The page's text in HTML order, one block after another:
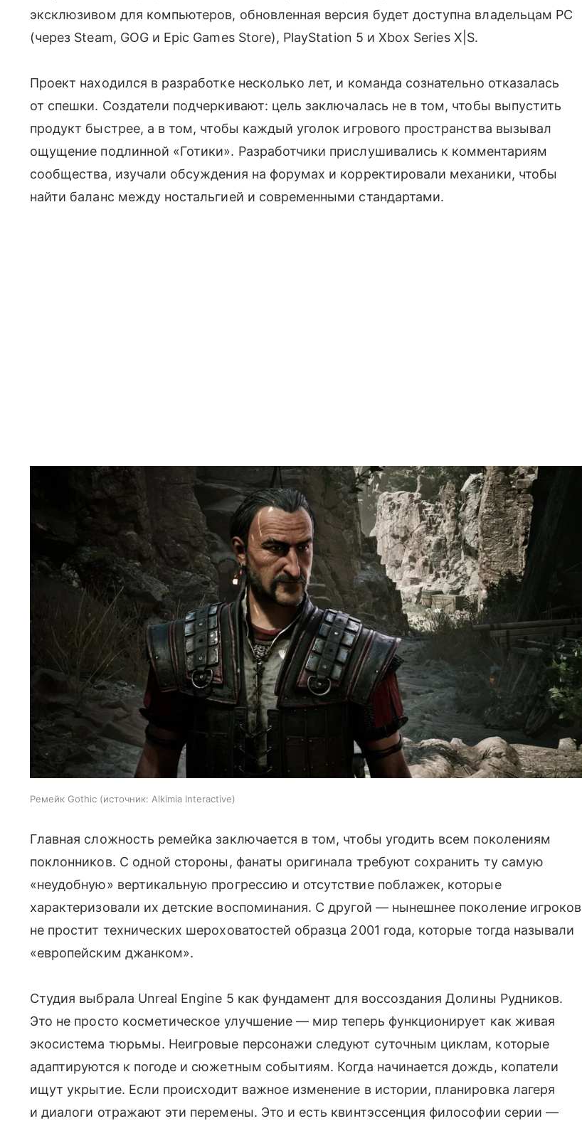
эксклюзивом для компьютеров, обновленная версия будет доступна владельцам PC
(через Steam, GOG и Epic Games Store), PlayStation 5 и Xbox Series X|S.
Проект находился в разработке несколько лет, и команда сознательно отказалась
от спешки. Создатели подчеркивают: цель заключалась не в том, чтобы выпустить
продукт быстрее, а в том, чтобы каждый уголок игрового пространства вызывал
ощущение подлинной «Готики». Разработчики прислушивались к комментариям
сообщества, изучали обсуждения на форумах и корректировали механики, чтобы
найти баланс между ностальгией и современными стандартами.
Ремейк Gothic источник: Alkimia Interactive
Главная сложность ремейка заключается в том, чтобы угодить всем поколениям
поклонников. С одной стороны, фанаты оригинала требуют сохранить ту самую
«неудобную» вертикальную прогрессию и отсутствие поблажек, которые
характеризовали их детские воспоминания. С другой — нынешнее поколение игроков
не простит технических шероховатостей образца 2001 года, которые тогда называли
«европейским джанком».
Студия выбрала Unreal Engine 5 как фундамент для воссоздания Долины Рудников.
Это не просто косметическое улучшение — мир теперь функционирует как живая
экосистема тюрьмы. Неигровые персонажи следуют суточным циклам, которые
адаптируются к погоде и сюжетным событиям. Когда начинается дождь, копатели
ищут укрытие. Если происходит важное изменение в истории, планировка лагеря
и диалоги отражают эти перемены. Это и есть квинтэссенция философии серии —